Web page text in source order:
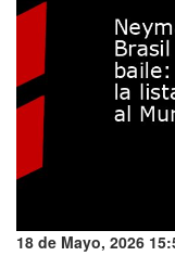
18 de Mayo, 2026